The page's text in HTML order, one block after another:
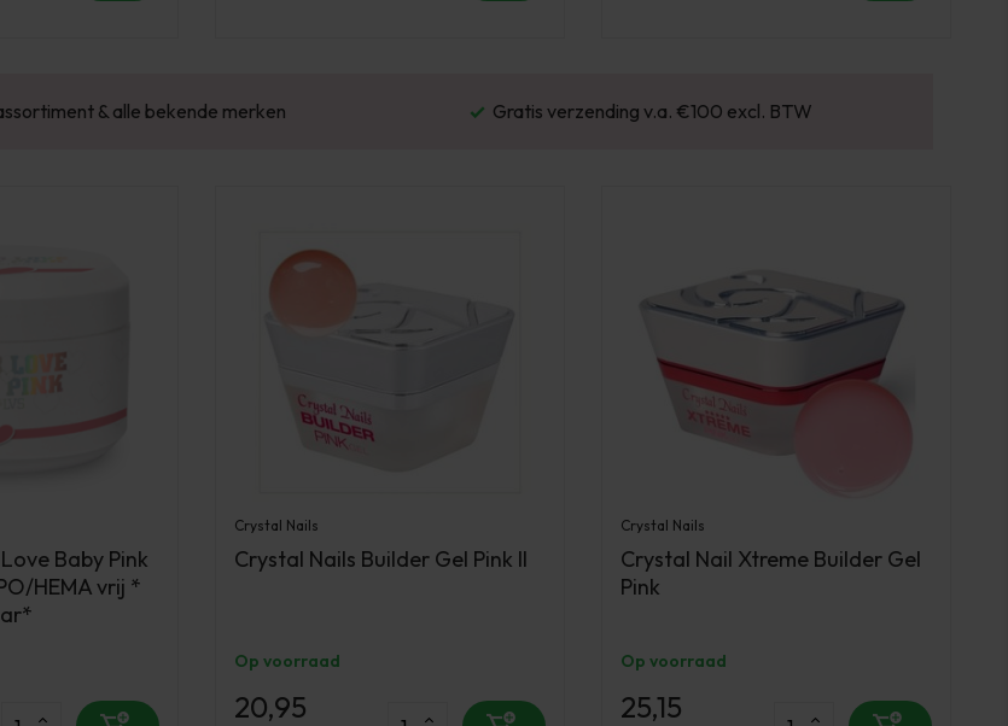
& alle bekende merken Gratis verzending v.a. €100 excl. BTW
Baby Pink
HEMA vrij *
Crystal Nails
Crystal Nails Builder Gel Pink II
Op voorraad
20,95
Crystal Nails
Crystal Nail Xtreme Builder Gel
Pink
Op voorraad
25,15